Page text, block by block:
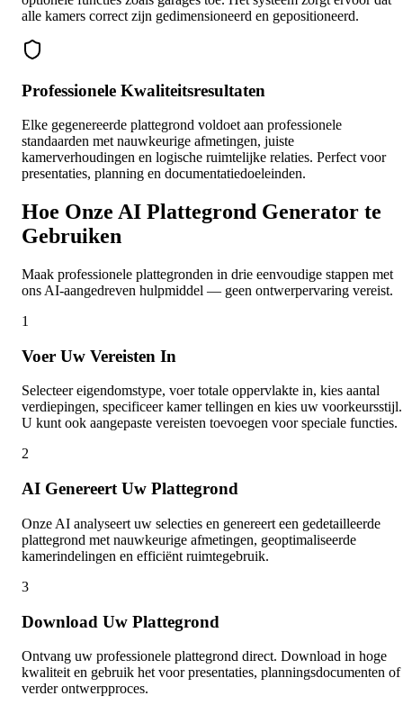
alle kamers correct zijn gedimensioneerd en gepositioneerd.
Professionele Kwaliteitsresultaten
Elke gegenereerde plattegrond voldoet aan professionele
standaarden met nauwkeurige afmetingen, juiste
kamerverhoudingen en logische ruimtelijke relaties. Perfect voor
presentaties, planning en documentatiedoeleinden.
Hoe Onze AI Plattegrond Generator te
Gebruiken
Maak professionele plattegronden in drie eenvoudige stappen met
ons AI-aangedreven hulpmiddel — geen ontwerpervaring vereist.
1
Voer Uw Vereisten In
Selecteer eigendomstype, voer totale oppervlakte in, kies aantal
verdiepingen, specificeer kamer tellingen en kies uw voorkeursstijl.
U kunt ook aangepaste vereisten toevoegen voor speciale functies.
2
AI Genereert Uw Plattegrond
Onze AI analyseert uw selecties en genereert een gedetailleerde
plattegrond met nauwkeurige afmetingen, geoptimaliseerde
kamerindelingen en efficiënt ruimtegebruik.
3
Download Uw Plattegrond
Ontvang uw professionele plattegrond direct. Download in hoge
kwaliteit en gebruik het voor presentaties, planningsdocumenten of
verder ontwerpproces.